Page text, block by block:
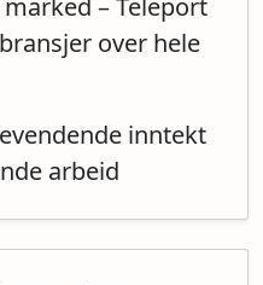
– Teleport
over hele
inntekt
arbeid